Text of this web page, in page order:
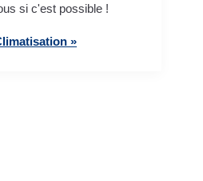
si c'est possible !
»